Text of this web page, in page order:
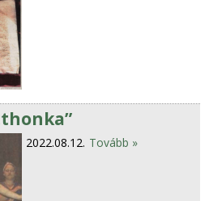
2022.08.12. Tovább »